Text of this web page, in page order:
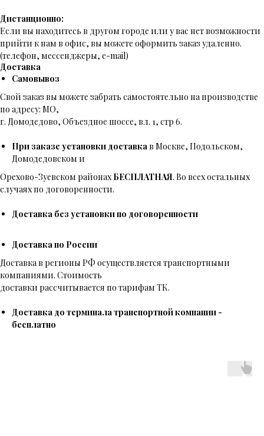
Дистанционно:
Если вы находитесь в другом городе или у вас нет возможности
прийти к нам в офис, вы можете оформить заказ удаленно.
(телефон, мессенджеры, e-mail)
Доставка
Самовывоз
Свой заказ вы можете забрать самостоятельно на производстве
по адресу: МО,
г. Домодедово, Объездное шоссе, вл. 1, стр 6.
При заказе установки доставкав Москве, Подольском,
Домодедовском и
Орехово-Зуевском районах БЕСПЛАТНАЯ. Во всех остальных
случаях по договоренности.
Доставка без установки по договоренности
Доставка по России
Доставка в регионы РФ осуществляется транспортными
компаниями. Стоимость
доставки рассчитывается по тарифам ТК.
Доставка до терминала транспортной компании -
бесплатно